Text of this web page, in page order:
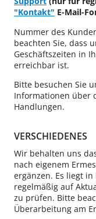
"Kontakt" E-Mail-
Nummer des
beachten Sie, dass
Geschäftszeiten in
erreichbar ist.
Bitte besuchen Sie
Informationen über
Handlungen.
VERSCHIEDENES
Wir behalten uns
nach eigenem
ergänzen. Es liegt
regelmäßig auf
zu prüfen. Bitte
Überarbeitung am